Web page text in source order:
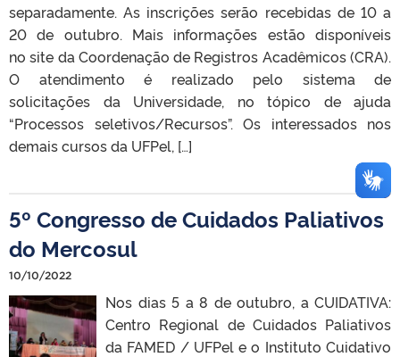
separadamente. As inscrições serão recebidas de 10 a
20 de outubro. Mais informações estão disponíveis
no site da Coordenação de Registros Acadêmicos (CRA).
O atendimento é realizado pelo sistema de
solicitações da Universidade, no tópico de ajuda
“Processos seletivos/Recursos”. Os interessados nos
demais cursos da UFPel, […]
5º Congresso de Cuidados Paliativos
do Mercosul
10/10/2022
Nos dias 5 a 8 de outubro, a CUIDATIVA:
Centro Regional de Cuidados Paliativos
da FAMED / UFPel e o Instituto Cuidativo